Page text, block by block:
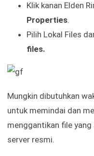
Klik kanan Elden
Properties.
Pilih Lokal Files
files.
Mungkin dibutuhkan
untuk memindai dan
menggantikan file yang
server resmi.